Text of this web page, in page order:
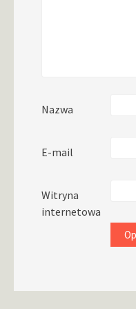
Nazwa
E-mail
Witryna
internetowa